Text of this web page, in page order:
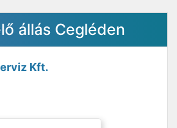
állás Cegléden
Kft.